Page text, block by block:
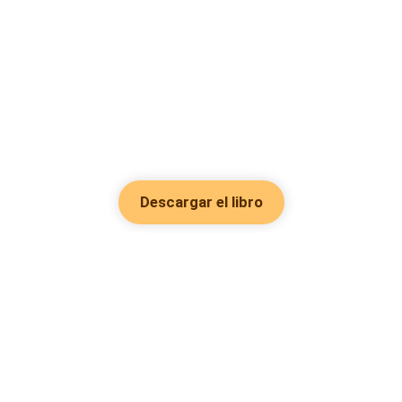
Descargar el libro